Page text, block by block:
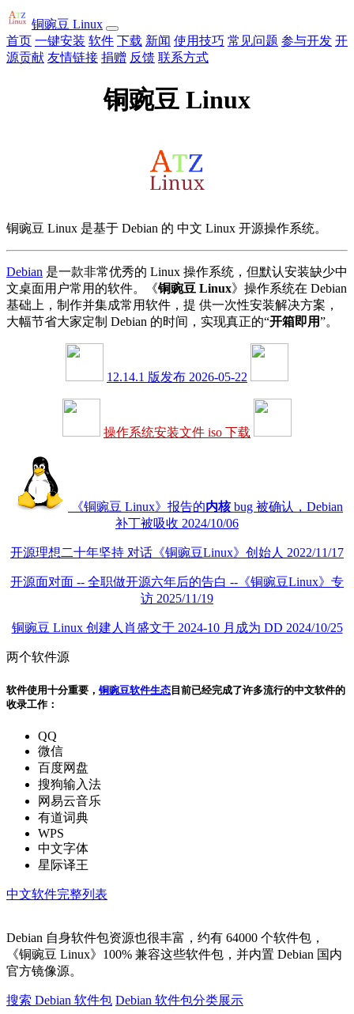
铜豌豆 Linux
首页 一键安装 软件 下载 新闻 使用技巧 常见问题 参与开发 开
源贡献 友情链接 捐赠 反馈 联系方式
铜豌豆 Linux
铜豌豆 Linux 是基于 Debian 的 中文 Linux 开源操作系统。
Debian 是一款非常优秀的 Linux 操作系统，但默认安装缺少中
文桌面用户常用的软件。《铜豌豆 Linux》操作系统在 Debian
基础上，制作并集成常用软件，提 供一次性安装解决方案，
大幅节省大家定制 Debian 的时间，实现真正的“开箱即用”。
12.14.1 版发布 2026-05-22
操作系统安装文件 iso 下载
《铜豌豆 Linux》报告的内核bug 被确认，Debian
补丁被吸收 2024/10/06
开源理想二十年坚持 对话《铜豌豆Linux》创始人 2022/11/17
开源面对面 -- 全职做开源六年后的告白 --《铜豌豆Linux》专
访 2025/11/19
铜豌豆 Linux 创建人肖盛文于 2024-10 月成为 DD 2024/10/25
两个软件源
软件使用十分重要， 铜豌豆软件生态 目前已经完成了许多流行的中文软件的
收录工作：
QQ
微信
百度网盘
搜狗输入法
网易云音乐
有道词典
WPS
中文字体
星际译王
中文软件完整列表
Debian 自身软件包资源也很丰富，约有 64000 个软件包，
《铜豌豆 Linux》100% 兼容这些软件包，并内置 Debian 国内
官方镜像源。
搜索 Debian 软件包 Debian 软件包分类展示